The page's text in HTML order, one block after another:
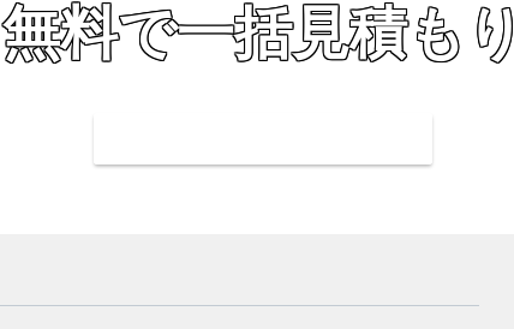
無料で一括見積もり